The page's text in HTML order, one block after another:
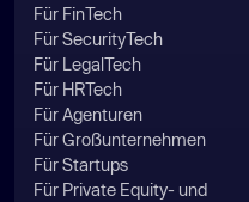
Für FinTech
Für SecurityTech
Für LegalTech
Für HRTech
Für Agenturen
Für Großunternehmen
Für Startups
Für Private Equity- und